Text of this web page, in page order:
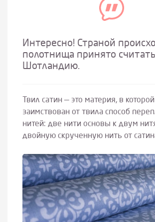
Интересно! Страной
полотнища принято считать
Шотландию.
Твил сатин — это материя, в которой
заимствован от твила способ
нитей: две нити основы к двум
двойную скрученную нить от